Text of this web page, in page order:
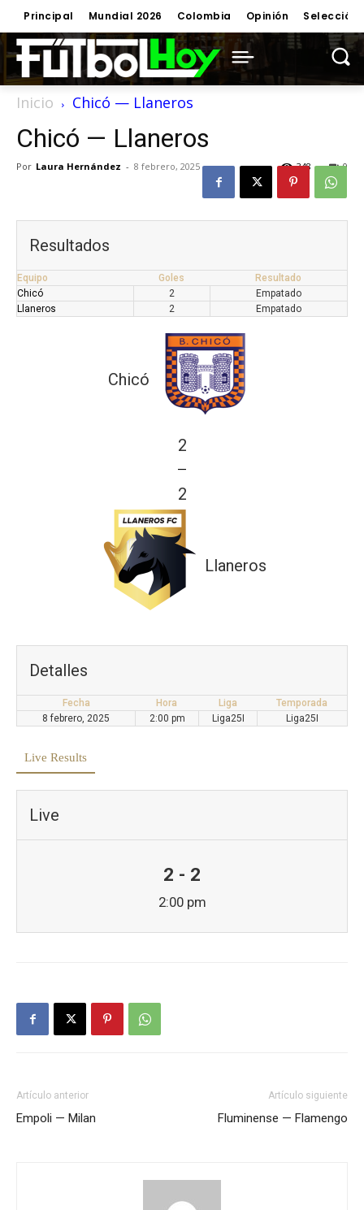
Principal Mundial 2026 Colombia Opinión Selección
Inicio Chicó — Llaneros
Chicó — Llaneros
Por Laura Hernández - 8 febrero, 2025 0
348
Resultados
Equipo Goles
Resultado
Chicó
2
Empatado
Llaneros
2 Empatado
Chicó
2
—
2
Llaneros
Detalles
Fecha Hora Liga
Temporada
8 febrero, 2025
2:00 pm Liga25I Liga25I
Live Results
Live
2 - 2
2:00 pm
Artículo anterior
Empoli — Milan
Artículo siguiente
Fluminense — Flamengo